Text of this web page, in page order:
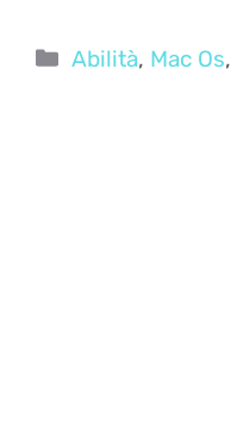
Categorie
Abilità, Mac Os,